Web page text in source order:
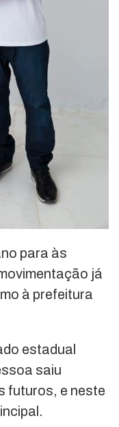
para às
já
à prefeitura
estadual
saiu
futuros, e neste